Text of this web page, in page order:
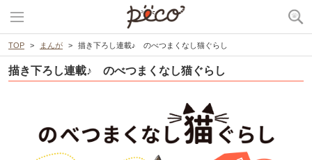
TOP まんが 描き下ろし連載♪ のべつまくなし猫ぐらし
描き下ろし連載♪ のべつまくなし猫ぐらし